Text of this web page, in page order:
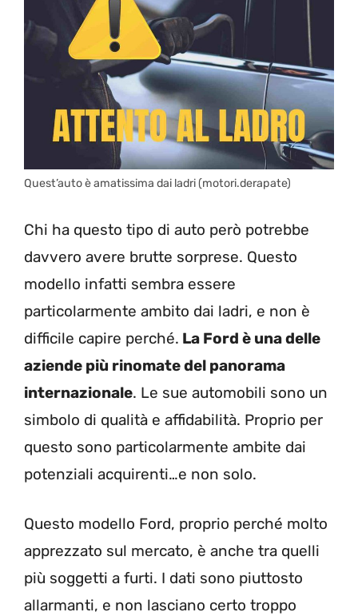
Quest’auto è amatissima dai ladri (motori.derapate)
Chi ha questo tipo di auto però potrebbe
davvero avere brutte sorprese. Questo
modello infatti sembra essere
particolarmente ambito dai ladri, e non è
difficile capire perché. La Ford è una delle
aziende più rinomate del panorama
internazionale. Le sue automobili sono un
simbolo di qualità e affidabilità. Proprio per
questo sono particolarmente ambite dai
potenziali acquirenti…e non solo.
Questo modello Ford, proprio perché molto
apprezzato sul mercato, è anche tra quelli
più soggetti a furti. I dati sono piuttosto
allarmanti, e non lasciano certo troppo